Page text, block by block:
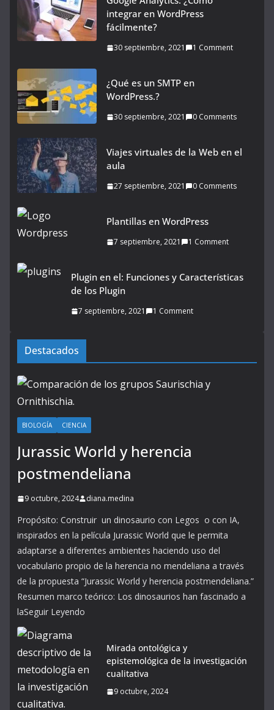
integrar en WordPress
fácilmente?
30 septiembre, 2021 1 Comment
¿Qué es un SMTP en
WordPress.?
30 septiembre, 2021 0 Comments
Viajes virtuales de la Web en el
aula
27 septiembre, 2021 0 Comments
Plantillas en WordPress
7 septiembre, 2021 1 Comment
Plugin en el: Funciones y Características
de los Plugin
7 septiembre, 2021 1 Comment
Destacados
BIOLOGÍA CIENCIA
Jurassic World y herencia
postmendeliana
9 octubre, 2024 diana.medina
Propósito: Construir un dinosaurio con Legos o con IA,
inspirados en la película Jurassic World que le permita
adaptarse a diferentes ambientes haciendo uso del
vocabulario propio de la herencia no mendeliana a través
de la propuesta “Jurassic World y herencia postmendeliana.”
Resumen marco teórico: Los dinosaurios han fascinado a
laSeguir Leyendo
Mirada ontológica y
epistemológica de la investigación
cualitativa
9 octubre, 2024